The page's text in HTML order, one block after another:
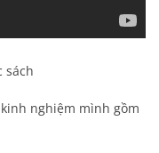
sách
nghiệm mình gồm